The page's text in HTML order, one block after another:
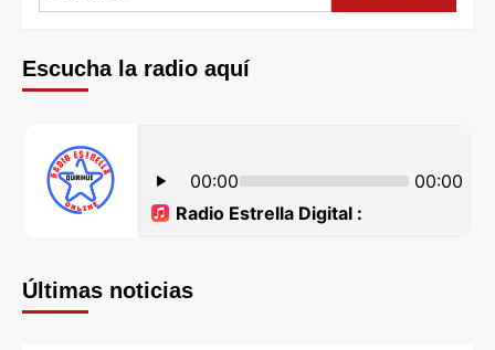
Escucha la radio aquí
Últimas noticias